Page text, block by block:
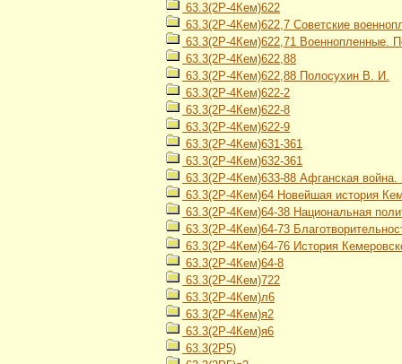
63.3(2Р-4Кем)622
63.3(2Р-4Кем)622,7 Советские
63.3(2Р-4Кем)622,71 Военнопленные.
63.3(2Р-4Кем)622,88
63.3(2Р-4Кем)622,88 Полосухин В. И.
63.3(2Р-4Кем)622-2
63.3(2Р-4Кем)622-8
63.3(2Р-4Кем)622-9
63.3(2Р-4Кем)631-361
63.3(2Р-4Кем)632-361
63.3(2Р-4Кем)633-88 Афганская война.
63.3(2Р-4Кем)64 Новейшая история
63.3(2Р-4Кем)64-38 Национальная
63.3(2Р-4Кем)64-73
63.3(2Р-4Кем)64-76 История
63.3(2Р-4Кем)64-8
63.3(2Р-4Кем)722
63.3(2Р-4Кем)л6
63.3(2Р-4Кем)я2
63.3(2Р-4Кем)я6
63.3(2Р5)